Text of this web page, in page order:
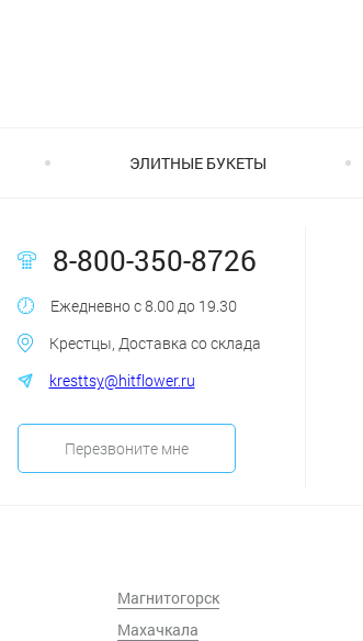
ЭЛИТНЫЕ БУКЕТЫ
8-800-350-8726
Ежедневно с 8.00 до 19.30
Крестцы, Доставка со склада
kresttsy@hitflower.ru
Перезвоните мне
Магнитогорск
Махачкала